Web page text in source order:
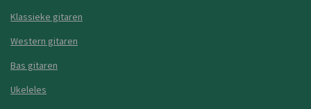
Klassieke gitaren
Western gitaren
Bas gitaren
Ukeleles